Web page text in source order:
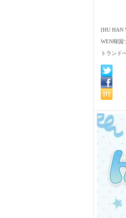
[HU HAN
WEN韓国
トランド